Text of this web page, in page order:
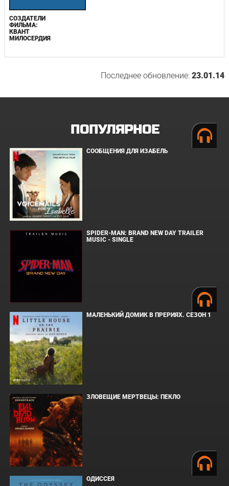
СОЗДАТЕЛИ
ФИЛЬМА:
КВАНТ
МИЛОСЕРДИЯ
Последнее обновление:23.01.14
ПОПУЛЯРНОЕ
СООБЩЕНИЯ ДЛЯ ИЗАБЕЛЬ
SPIDER-MAN: BRAND NEW DAY TRAILER
MUSIC - SINGLE
МАЛЕНЬКИЙ ДОМИК В ПРЕРИЯХ. СЕЗОН 1
ЗЛОВЕЩИЕ МЕРТВЕЦЫ: ПЕКЛО
ОДИССЕЯ